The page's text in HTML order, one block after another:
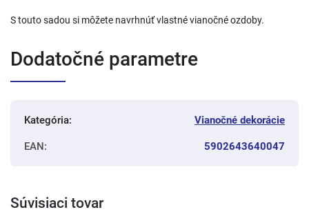
S touto sadou si môžete navrhnúť vlastné vianočné ozdoby.
Dodatočné parametre
Kategória: Vianočné dekorácie
EAN: 5902643640047
Súvisiaci tovar